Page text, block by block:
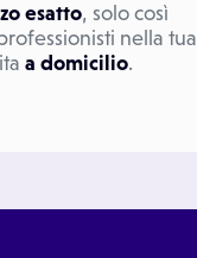
esatto, solo così
nella tua
a domicilio.